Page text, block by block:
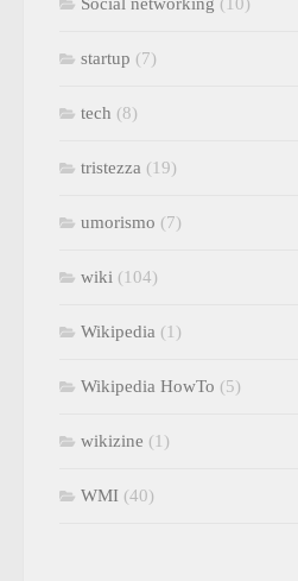
startup (7)
tech (8)
tristezza (19)
umorismo (7)
wiki (104)
Wikipedia (1)
Wikipedia HowTo (5)
wikizine (1)
WMI (40)